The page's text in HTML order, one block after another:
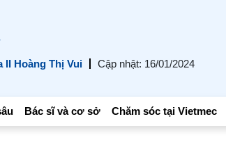
II Hoàng Thị Vui Cập nhật: 16/01/2024
Bác sĩ và cơ sở Chăm sóc tại Vietmec